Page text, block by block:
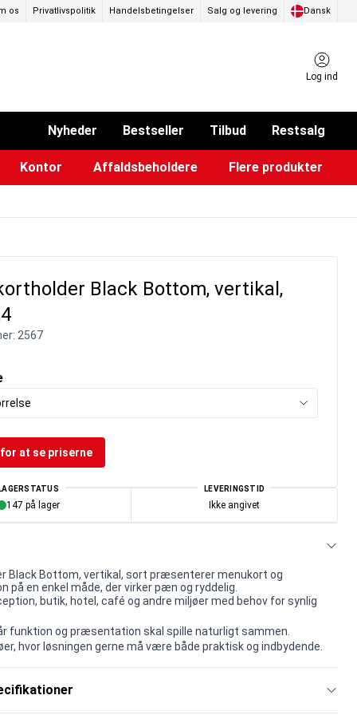
os Privatlivspolitik Handelsbetingelser Salg og levering Dansk
Log ind
Nyheder Bestseller Tilbud Restsalg
Kontor Affaldsbeholdere Flere produkter
Black Bottom, vertikal,
2567
at se priserne
LAGERSTATUS
147 på lager
LEVERINGSTID
Ikke angivet
Black Bottom, vertikal, sort præsenterer menukort og
på en enkel måde, der virker pæn og ryddelig.
butik, hotel, café og andre miljøer med behov for synlig
funktion og præsentation skal spille naturligt sammen.
hvor løsningen gerne må være både praktisk og indbydende.